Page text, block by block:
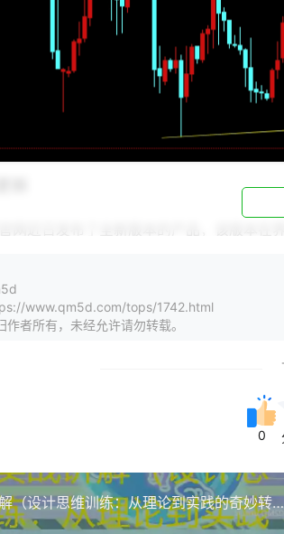
：新增了数据分析模块，帮助用户更深入地
：系统运行速度更快，响应时间缩短。
www.qm5d.com/tops/1742.html
作者所有，未经允许请勿转载。
0
奇妙实战讲解（设计思维训练：从理论到实践的奇妙转变）